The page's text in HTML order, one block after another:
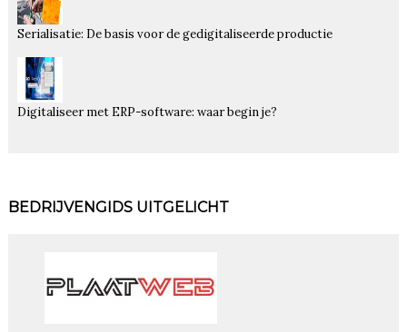
Serialisatie: De basis voor de gedigitaliseerde productie
Digitaliseer met ERP-software: waar begin je?
BEDRIJVENGIDS UITGELICHT